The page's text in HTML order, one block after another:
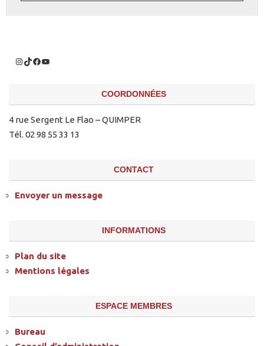
COORDONNÉES
4 rue Sergent Le Flao – QUIMPER
Tél. 02 98 55 33 13
CONTACT
Envoyer un message
INFORMATIONS
Plan du site
Mentions légales
ESPACE MEMBRES
Bureau